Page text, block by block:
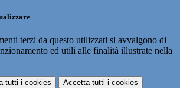
terzi da questo utilizzati si avvalgono di
ed utili alle finalità illustrate nella
tutti i cookies Accetta tutti i cookies